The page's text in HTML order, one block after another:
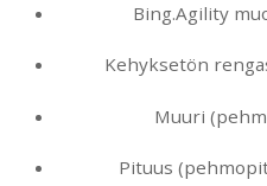
Bing.Agility
Kehyksetön
Muuri
Pituus